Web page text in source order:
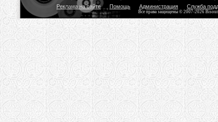
Реклама на сайте Помощь Администрация Служба
Все права защищены © 2007-2026